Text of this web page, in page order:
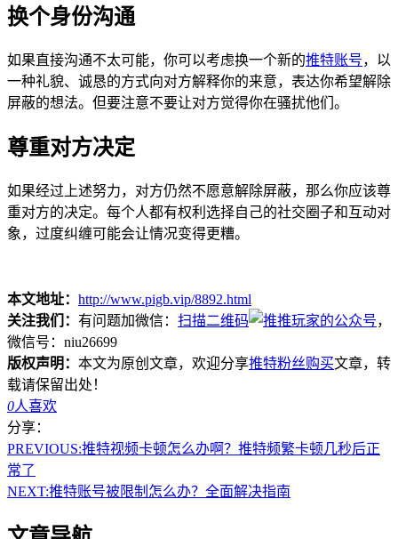
换个身份沟通
如果直接沟通不太可能，你可以考虑换一个新的推特账号，以
一种礼貌、诚恳的方式向对方解释你的来意，表达你希望解除
屏蔽的想法。但要注意不要让对方觉得你在骚扰他们。
尊重对方决定
如果经过上述努力，对方仍然不愿意解除屏蔽，那么你应该尊
重对方的决定。每个人都有权利选择自己的社交圈子和互动对
象，过度纠缠可能会让情况变得更糟。
本文地址： http://www.pigb.vip/8892.html
关注我们： 有问题加微信： 扫描二维码
，
微信号：niu26699
版权声明： 本文为原创文章，欢迎分享推特粉丝购买文章，转
载请保留出处！
0人喜欢
分享：
PREVIOUS:推特视频卡顿怎么办啊？推特频繁卡顿几秒后正
常了
NEXT:推特账号被限制怎么办？全面解决指南